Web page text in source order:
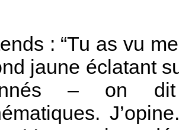
: “Tu as vu
jaune éclatant
– on dit